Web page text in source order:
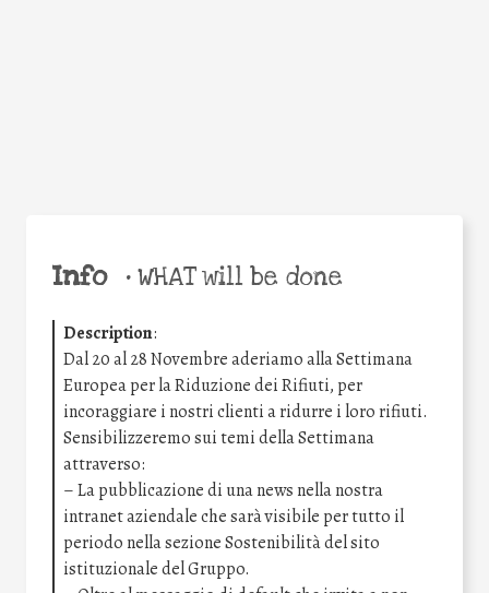
Info •WHAT will be done
Description:
Dal 20 al 28 Novembre aderiamo alla Settimana
Europea per la Riduzione dei Rifiuti, per
incoraggiare i nostri clienti a ridurre i loro rifiuti.
Sensibilizzeremo sui temi della Settimana
attraverso:
– La pubblicazione di una news nella nostra
intranet aziendale che sarà visibile per tutto il
periodo nella sezione Sostenibilità del sito
istituzionale del Gruppo.